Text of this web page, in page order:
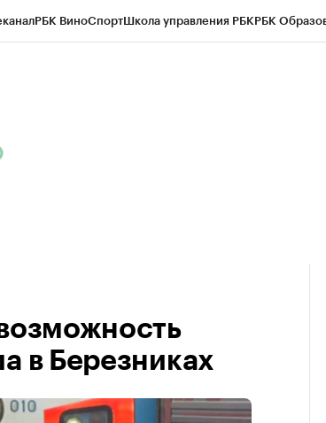
РБК ВиноСпортШкола управления РБКРБК
в Березниках